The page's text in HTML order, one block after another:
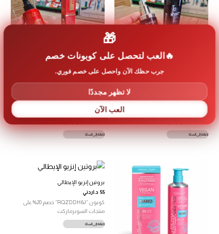
زيت الكرياتين من Dr. Enzo Keratin
7 د.اردني
إضافة إلى السلة
زيت علاج الشعر الايطالي 10 في 1من
ENZO الايطالي 🇮🇹
10 د.اردني
إضافة إلى السلة
بروتين إنزيو الإيطالي
55 د.اردني
كوبون “RQZDDH6J” خصم 20% على
منتجات السوبرماركت
إضافة إلى السلة
🎁
العب لتحصل على كوبونات خصم
جرب حظك الآن واحصل على خصم فوري.
لا تظهر مجددًا
العب الآن